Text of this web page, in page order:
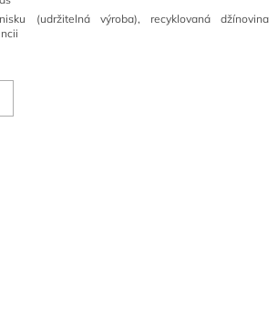
(udržitelná výroba), recyklovaná džínovina